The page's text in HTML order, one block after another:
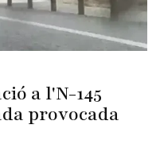
a l'N-145
provocada